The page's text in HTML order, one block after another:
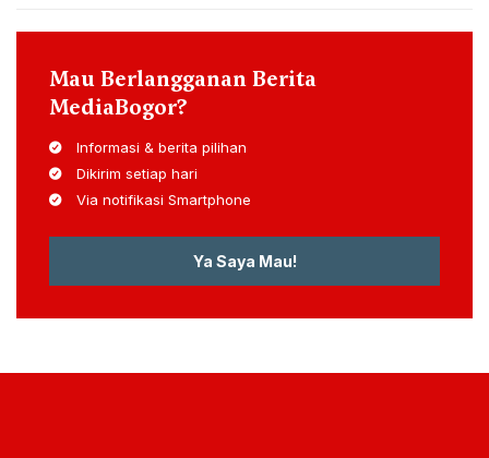
Mau Berlangganan Berita
MediaBogor?
Informasi & berita pilihan
Dikirim setiap hari
Via notifikasi Smartphone
Ya Saya Mau!